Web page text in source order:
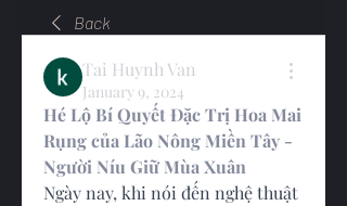
Back
Tai Huynh Van
January 9, 2024
Hé Lộ Bí Quyết Đặc Trị Hoa Mai
Rụng của Lão Nông Miền Tây -
Người Níu Giữ Mùa Xuân
Ngày nay, khi nói đến nghệ thuật